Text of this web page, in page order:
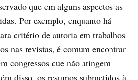
que em alguns aspectos as
Por exemplo, enquanto há
critério de autoria em trabalhos
nas revistas, é comum encontrar
congressos que não atingem
disso, os resumos submetidos à